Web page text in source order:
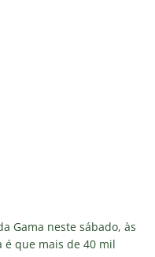
Gama neste sábado, às
é que mais de 40 mil